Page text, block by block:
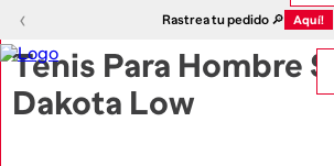
‹ Rastrea tu pedido 🔎 Aquí!
‹
Tenis Para Hombre S-
Dakota Low